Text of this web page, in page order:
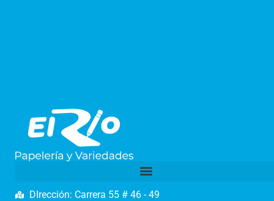
DIrección: Carrera 55 # 46 - 49